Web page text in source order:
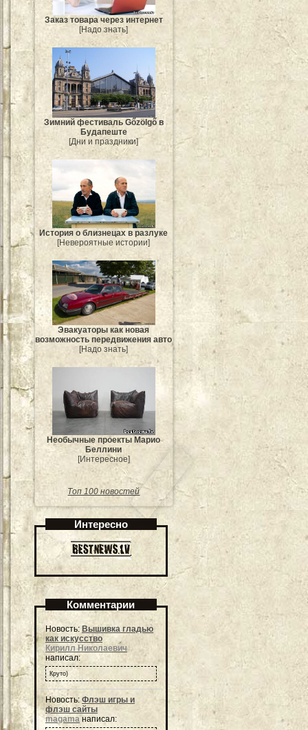
Заказ товара через интернет
[Надо знать]
Зимний фестиваль Gőzölgő в
Будапеште
[Дни и праздники]
История о близнецах в разлуке
[Невероятные истории]
Эвакуаторы как новая
возможность передвижения авто
[Надо знать]
Необычные проекты Марио
Беллини
[Интересное]
Топ 100 новостей
Интересно
Комментарии
Новость: Вышивка гладью
как искусство
Кирилл Николаевич
написал:
Круто)
Новость: Флэш игры и
флэш сайты
magamaнаписал: